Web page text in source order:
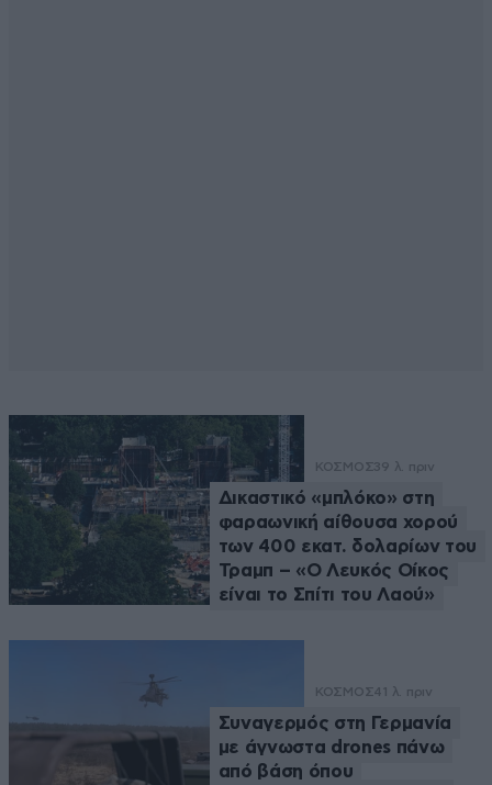
ΚΟΣΜΟΣ39 λ. πριν
Δικαστικό «μπλόκο» στη
φαραωνική αίθουσα χορού
των 400 εκατ. δολαρίων του
Τραμπ – «Ο Λευκός Οίκος
είναι το Σπίτι του Λαού»
ΚΟΣΜΟΣ41 λ. πριν
Συναγερμός στη Γερμανία
με άγνωστα drones πάνω
από βάση όπου